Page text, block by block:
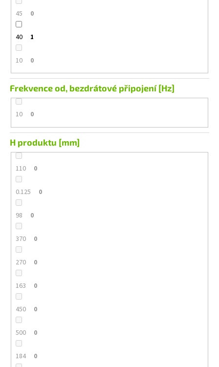
45 0
40 1
10 0
Frekvence od, bezdrátové připojení [Hz]
10 0
H produktu [mm]
110 0
0.125 0
98 0
370 0
270 0
163 0
450 0
500 0
184 0